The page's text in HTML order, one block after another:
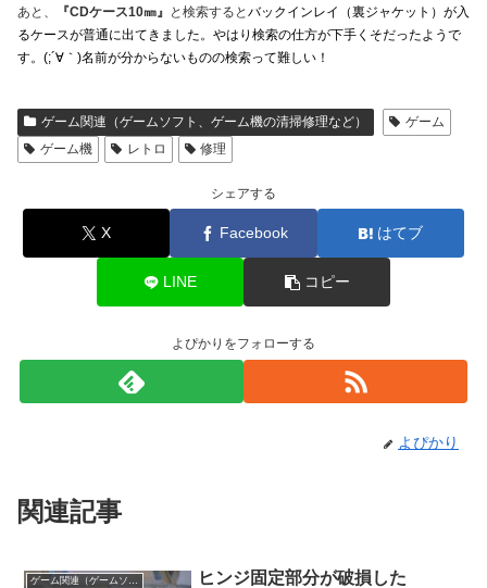
あと、 『CDケース10㎜』 と検索すると バックインレイ（裏ジャケット）が入
るケースが普通に出てきました。やはり検索の仕方が下手くそだったようで
す。(;´∀｀)名前が分からないものの検索って難しい！
ゲーム関連（ゲームソフト、ゲーム機の清掃修理など）
ゲーム
ゲーム機
レトロ 修理
シェアする
X Facebook はてブ
LINE コピー
よぴかりをフォローする
よぴかり
関連記事
ヒンジ固定部分が破損した